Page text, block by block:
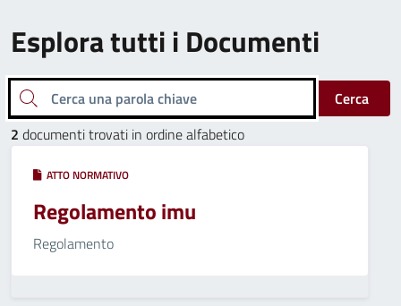
Esplora tutti i Documenti
Cerca una parola chiave
Cerca
2 documenti trovati in ordine alfabetico
ATTO NORMATIVO
Regolamento imu
Regolamento